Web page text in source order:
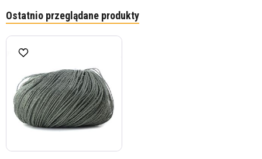
Ostatnio przeglądane produkty